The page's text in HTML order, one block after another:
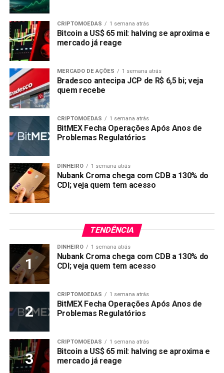
CRIPTOMOEDAS 1 semana atrás
Bitcoin a US$ 65 mil: halving se aproxima e
mercado já reage
MERCADO DE AÇÕES 1 semana atrás
Bradesco antecipa JCP de R$ 6,5 bi; veja
quem recebe
CRIPTOMOEDAS 1 semana atrás
BitMEX Fecha Operações Após Anos de
Problemas Regulatórios
DINHEIRO 1 semana atrás
Nubank Croma chega com CDB a 130% do
CDI; veja quem tem acesso
TENDÊNCIA
DINHEIRO 1 semana atrás
Nubank Croma chega com CDB a 130% do
CDI; veja quem tem acesso
CRIPTOMOEDAS 1 semana atrás
BitMEX Fecha Operações Após Anos de
Problemas Regulatórios
CRIPTOMOEDAS 1 semana atrás
Bitcoin a US$ 65 mil: halving se aproxima e
mercado já reage